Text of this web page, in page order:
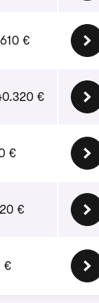
€
€
€
€
€